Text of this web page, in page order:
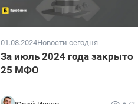
01.08.2024Новости сегодня
За июль 2024 года закрыто
25 МФО